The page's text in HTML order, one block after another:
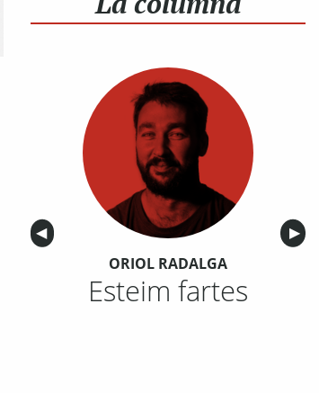
Anterior
◀︎ ▶︎
ORIOL RADALGA
Esteim fartes